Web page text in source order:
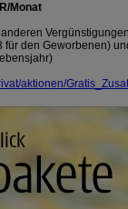
Monat
für den Geworbenen)
aktionen/